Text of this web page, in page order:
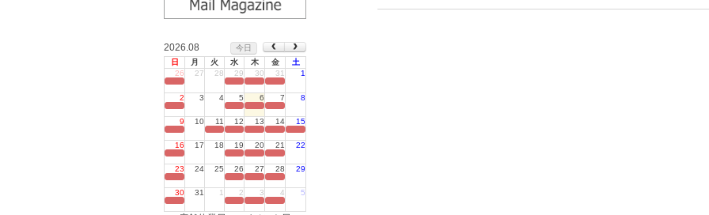
2026.08
今日
日
月 火 水 木 金
土
26
27 28 29 30 31 1
2 3 4 5 6 7 8
9 10 11 12 13 14 15
16 17 18 19 20 21 22
23 24 25 26 27 28 29
30 31 1 2 3 4 5